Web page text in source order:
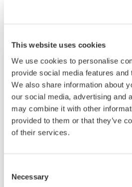
This website uses cookies
We use cookies to personalise
provide social media features and
We also share information about
our social media, advertising and
may combine it with other
provided to them or that they’ve
of their services.
Selection
Necessary
통신과 같은 개방형 네트워크
UP55A